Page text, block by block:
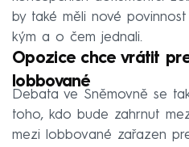
by také měli nové
kým a o čem jednali.
Opozice chce vrátit
lobbované
Debata ve Sněmovně se
toho, kdo bude zahrnut
mezi lobbované zařazen